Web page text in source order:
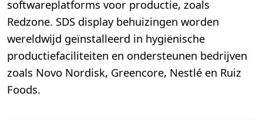
softwareplatforms voor productie, zoals
Redzone. SDS display behuizingen worden
wereldwijd geïnstalleerd in hygiënische
productiefaciliteiten en ondersteunen bedrijven
zoals Novo Nordisk, Greencore, Nestlé en Ruiz
Foods.